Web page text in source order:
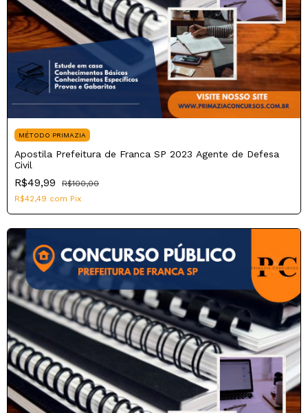
MÉTODO PRIMAZIA
Apostila Prefeitura de Franca SP 2023 Agente de Defesa
Civil
R$49,99
R$100,00
R$42,49 com Pix